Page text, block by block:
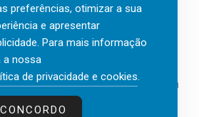
Global Outlook 2026
global em serviços de
inteligência artificial (IA), acaba
preferências, otimizar a sua
e apresentar
Para mais informação
a nossa
de privacidade e cookies.
CONCORDO